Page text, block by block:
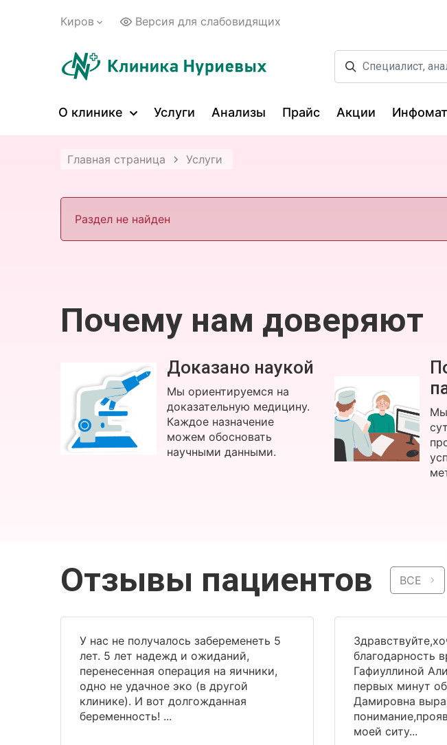
Киров Версия для слабовидящих
О клинике Услуги Анализы Прайс Акции Инфомат
Главная страница Услуги
Раздел не найден
Почему нам доверяют
Доказано наукой
Мы ориентируемся на
доказательную медицину.
Каждое назначение
можем обосновать
научными данными.
Мы
Отзывы пациентов ВСЕ
У нас не получалось забеременеть 5
лет. 5 лет надежд и ожиданий,
перенесенная операция на яичники,
одно не удачное эко (в другой
клинике). И вот долгожданная
беременность! ...
благодарность
Гафиуллиной
первых минут
Дамировна
моей ситу...